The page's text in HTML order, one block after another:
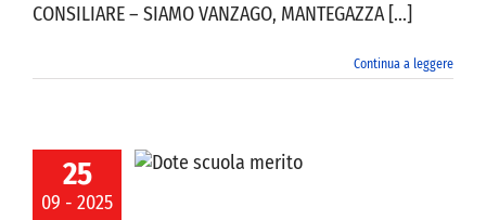
CONSILIARE – SIAMO VANZAGO, MANTEGAZZA [...]
Continua a leggere
25
09 - 2025
Scuola –
Merito